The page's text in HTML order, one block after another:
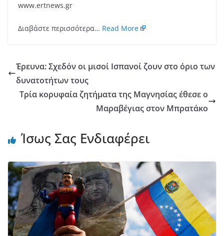
www.ertnews.gr
Διαβάστε περισσότερα… Read More
Έρευνα: Σχεδόν οι μισοί Ισπανοί ζουν στο όριο των
δυνατοτήτων τους
Τρία κορυφαία ζητήματα της Μαγνησίας έθεσε ο
Μαραβέγιας στον Μπρατάκο
Ίσως Σας Ενδιαφέρει